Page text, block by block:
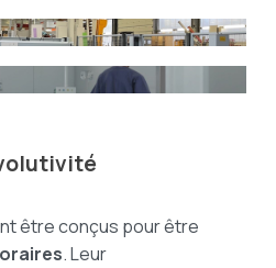
être conçus pour être
. Leur